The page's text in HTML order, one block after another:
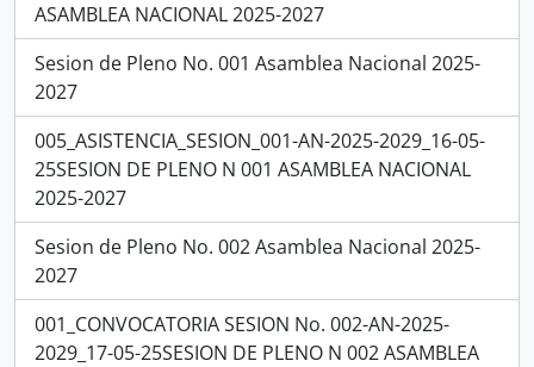
ASAMBLEA NACIONAL 2025-2027
Sesion de Pleno No. 001 Asamblea Nacional 2025-
2027
005_ASISTENCIA_SESION_001-AN-2025-2029_16-05-
25SESION DE PLENO N 001 ASAMBLEA NACIONAL
2025-2027
Sesion de Pleno No. 002 Asamblea Nacional 2025-
2027
001_CONVOCATORIA SESION No. 002-AN-2025-
2029_17-05-25SESION DE PLENO N 002 ASAMBLEA